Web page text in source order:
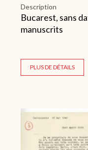
Description
Bucarest, sans
manuscrits
PLUS DE DÉTAILS
Archive